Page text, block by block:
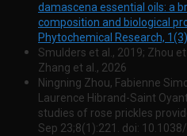
damascena essential oils: a
composition and biological
Phytochemical Research,
Smulders et al., 2019; Zhou
Zhang et al., 2026
Ningning Zhou, Fabienne
Laurence Hibrand-Saint
studies of rose prickles
Sep 23;8(1):221. doi: